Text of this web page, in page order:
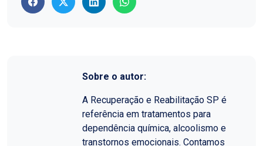
Sobre o autor:
A Recuperação e Reabilitação SP é
referência em tratamentos para
dependência química, alcoolismo e
transtornos emocionais. Contamos